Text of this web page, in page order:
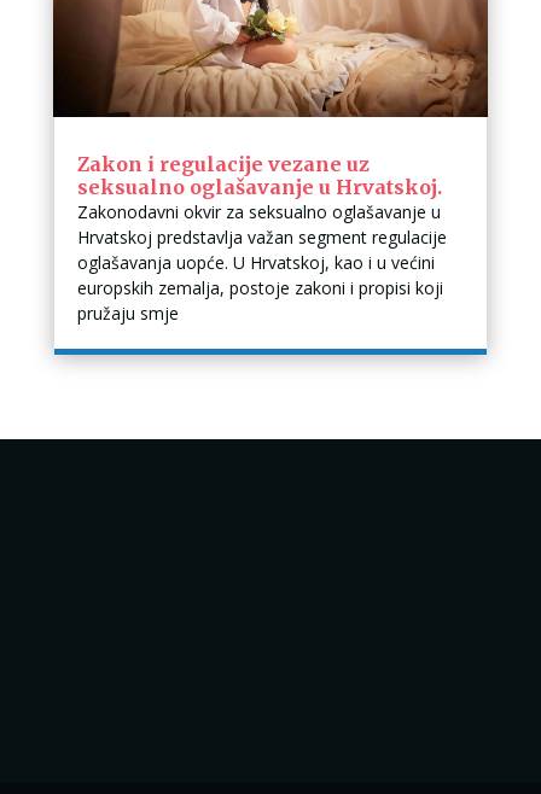
Zakon i regulacije vezane uz
seksualno oglašavanje u Hrvatskoj.
Zakonodavni okvir za seksualno oglašavanje u
Hrvatskoj predstavlja važan segment regulacije
oglašavanja uopće. U Hrvatskoj, kao i u većini
europskih zemalja, postoje zakoni i propisi koji
pružaju smje